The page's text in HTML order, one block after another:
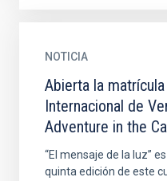
NOTICIA
Abierta la
Internacional de
Adventure in the
“El mensaje de la luz”
quinta edición de este